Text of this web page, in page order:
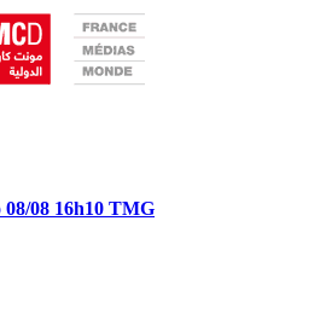
08/08 16h10 TMG